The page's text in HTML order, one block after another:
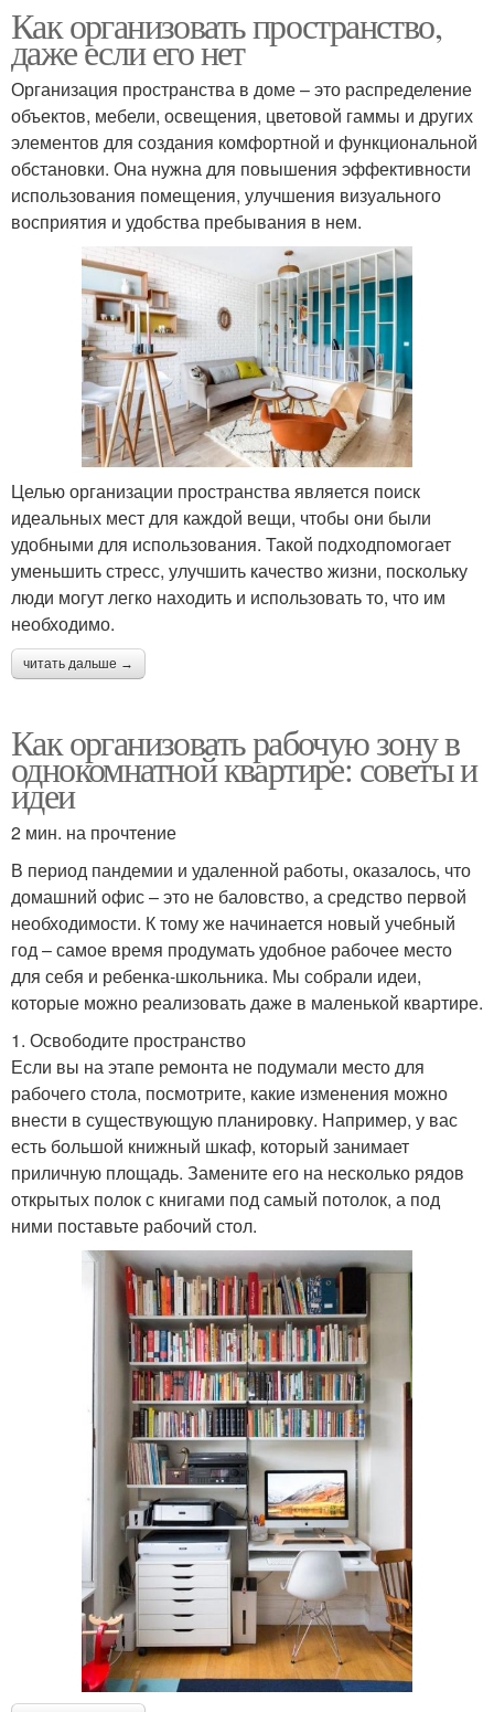
Как организовать пространство,
даже если его нет
Организация пространства в доме – это распределение
объектов, мебели, освещения, цветовой гаммы и других
элементов для создания комфортной и функциональной
обстановки. Она нужна для повышения эффективности
использования помещения, улучшения визуального
восприятия и удобства пребывания в нем.
Целью организации пространства является поиск
идеальных мест для каждой вещи, чтобы они были
удобными для использования. Такой подходпомогает
уменьшить стресс, улучшить качество жизни, поскольку
люди могут легко находить и использовать то, что им
необходимо.
читать дальше →
Как организовать рабочую зону в
однокомнатной квартире: советы и
идеи
2 мин. на прочтение
В период пандемии и удаленной работы, оказалось, что
домашний офис – это не баловство, а средство первой
необходимости. К тому же начинается новый учебный
год – самое время продумать удобное рабочее место
для себя и ребенка-школьника. Мы собрали идеи,
которые можно реализовать даже в маленькой квартире.
1. Освободите пространство
Если вы на этапе ремонта не подумали место для
рабочего стола, посмотрите, какие изменения можно
внести в существующую планировку. Например, у вас
есть большой книжный шкаф, который занимает
приличную площадь. Замените его на несколько рядов
открытых полок с книгами под самый потолок, а под
ними поставьте рабочий стол.